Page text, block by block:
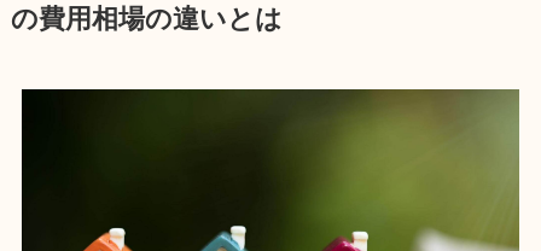
の費用相場の違いとは